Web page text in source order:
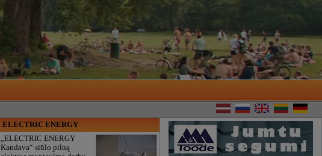
ELECTRIC ENERGY
„ELECTRIC ENERGY
Kandava“ siūlo pilną